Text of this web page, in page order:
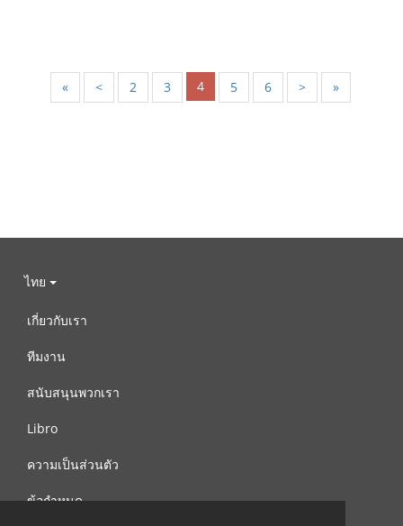
« < 2 3 4 5 6 > »
ไทย
เกี่ยวกับเรา
ทีมงาน
สนับสนุนพวกเรา
Libro
ความเป็นส่วนตัว
ข้อกำหนด